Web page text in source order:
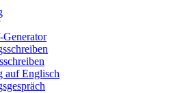
Generator
auf Englisch